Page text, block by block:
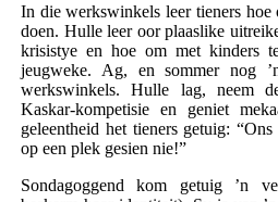
In die werkswinkels leer tieners
doen. Hulle leer oor plaaslike
krisistye en hoe om met kinders
jeugweke. Ag, en sommer nog
werkswinkels. Hulle lag, neem
Kaskar-kompetisie en geniet
geleentheid het tieners getuig:
op een plek gesien nie!”
Sondagoggend kom getuig ’n